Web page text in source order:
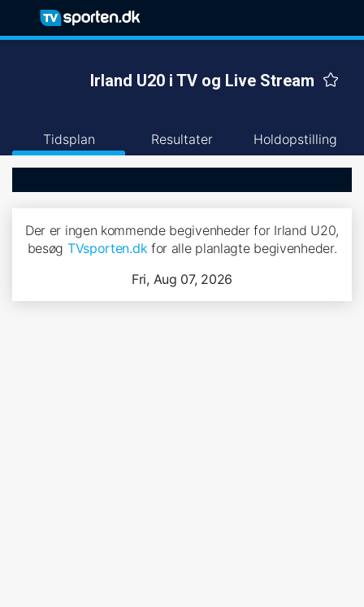
Irland U20 i TV og Live Stream
Tidsplan Resultater Holdopstilling
Der er ingen kommende begivenheder for Irland U20,
besøg TVsporten.dkfor alle planlagte begivenheder.
Fri, Aug 07, 2026